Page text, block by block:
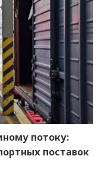
потоку:
поставок